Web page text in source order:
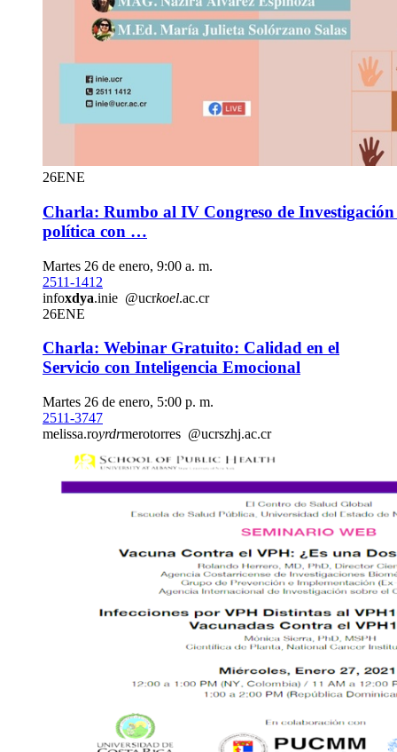
26ENE
Charla: Rumbo al IV Congreso de
política con …
Martes 26 de enero, 9:00 a. m.
2511-1412
infoxdya.inie @ucrkoel.ac.cr
26ENE
Charla: Webinar Gratuito: Calidad en el
Servicio con Inteligencia Emocional
Martes 26 de enero, 5:00 p. m.
2511-3747
melissa.royrdrmerotorres @ucrszhj.ac.cr